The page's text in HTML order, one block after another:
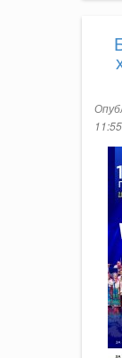
11:55